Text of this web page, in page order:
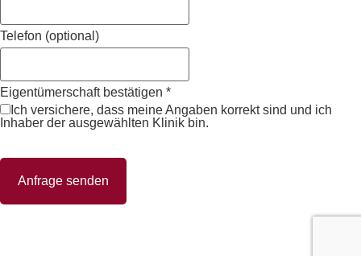
Telefon (optional)
Eigentümerschaft bestätigen *
Ich versichere, dass meine Angaben korrekt sind und ich
Inhaber der ausgewählten Klinik bin.
Anfrage senden